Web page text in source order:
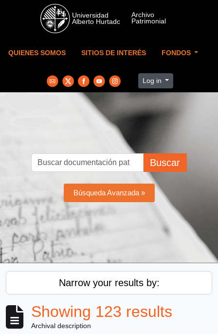
Skip to main content
QUIENES SOMOS SITIOS DE INTERÉS FONDOS
Log in
Buscar
Búsqueda Avanzada »
Narrow your results by:
Showing 123 results
Archival description